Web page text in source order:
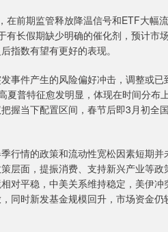
前期监管释放降温信号和ETF大幅
有长假期缺少明确的催化剂，预计市
指数有望有更好的表现。
件产生的风险偏好冲击，调整或已
夏普特征愈发明显，体现在时间分布
握当下配置区间，春节后即3月初全
情的政策和流动性宽松因素短期并
层面，提振消费、支持新兴产业等
对平稳，中美关系维持稳定，美伊
同时新发基金规模回升，市场资金仍